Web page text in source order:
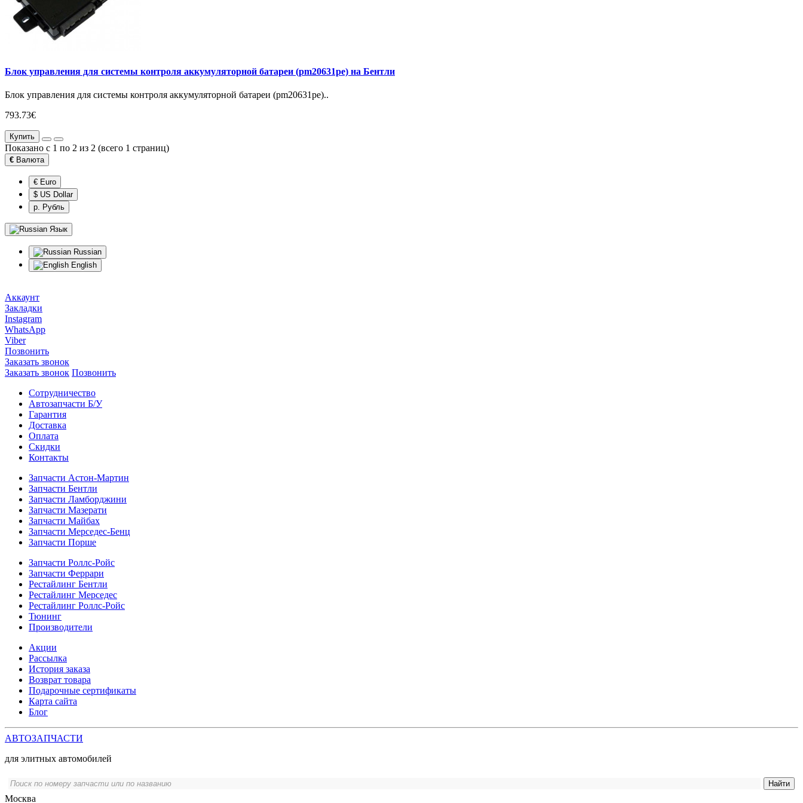
Блок управления для системы контроля аккумуляторной батареи (pm20631pe) на Бентли
Блок управления для системы контроля аккумуляторной батареи (pm20631pe)..
793.73€
Купить
Показано с 1 по 2 из 2 (всего 1 страниц)
€ Валюта
€ Euro
$ US Dollar
р. Рубль
Язык
Russian
English
Аккаунт
Закладки
Instagram
WhatsApp
Viber
Позвонить
Заказать звонок
Заказать звонок Позвонить
Сотрудничество
Автозапчасти Б/У
Гарантия
Доставка
Оплата
Скидки
Контакты
Запчасти Астон-Мартин
Запчасти Бентли
Запчасти Ламборджини
Запчасти Мазерати
Запчасти Майбах
Запчасти Мерседес-Бенц
Запчасти Порше
Запчасти Роллс-Ройс
Запчасти Феррари
Рестайлинг Бентли
Рестайлинг Мерседес
Рестайлинг Роллс-Ройс
Тюнинг
Производители
Акции
Рассылка
История заказа
Возврат товара
Подарочные сертификаты
Карта сайта
Блог
АВТОЗАПЧАСТИ
для элитных автомобилей
Москва